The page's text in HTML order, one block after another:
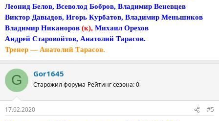
Леонид Белов, Всеволод Бобров, Владимир Веневцев
Виктор Давыдов, Игорь Курбатов, Владимир Меньшиков
Владимир Никаноров (к), Михаил Орехов
Андрей Старовойтов, Анатолий Тарасов.
Тренер — Анатолий Тарасов.
G Gor1645
Старожил форума Рейтинг сезона: 0
17.02.2020
#5